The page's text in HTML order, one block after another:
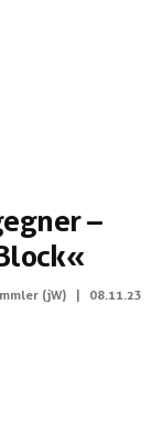
–
(jW) 08.11.23